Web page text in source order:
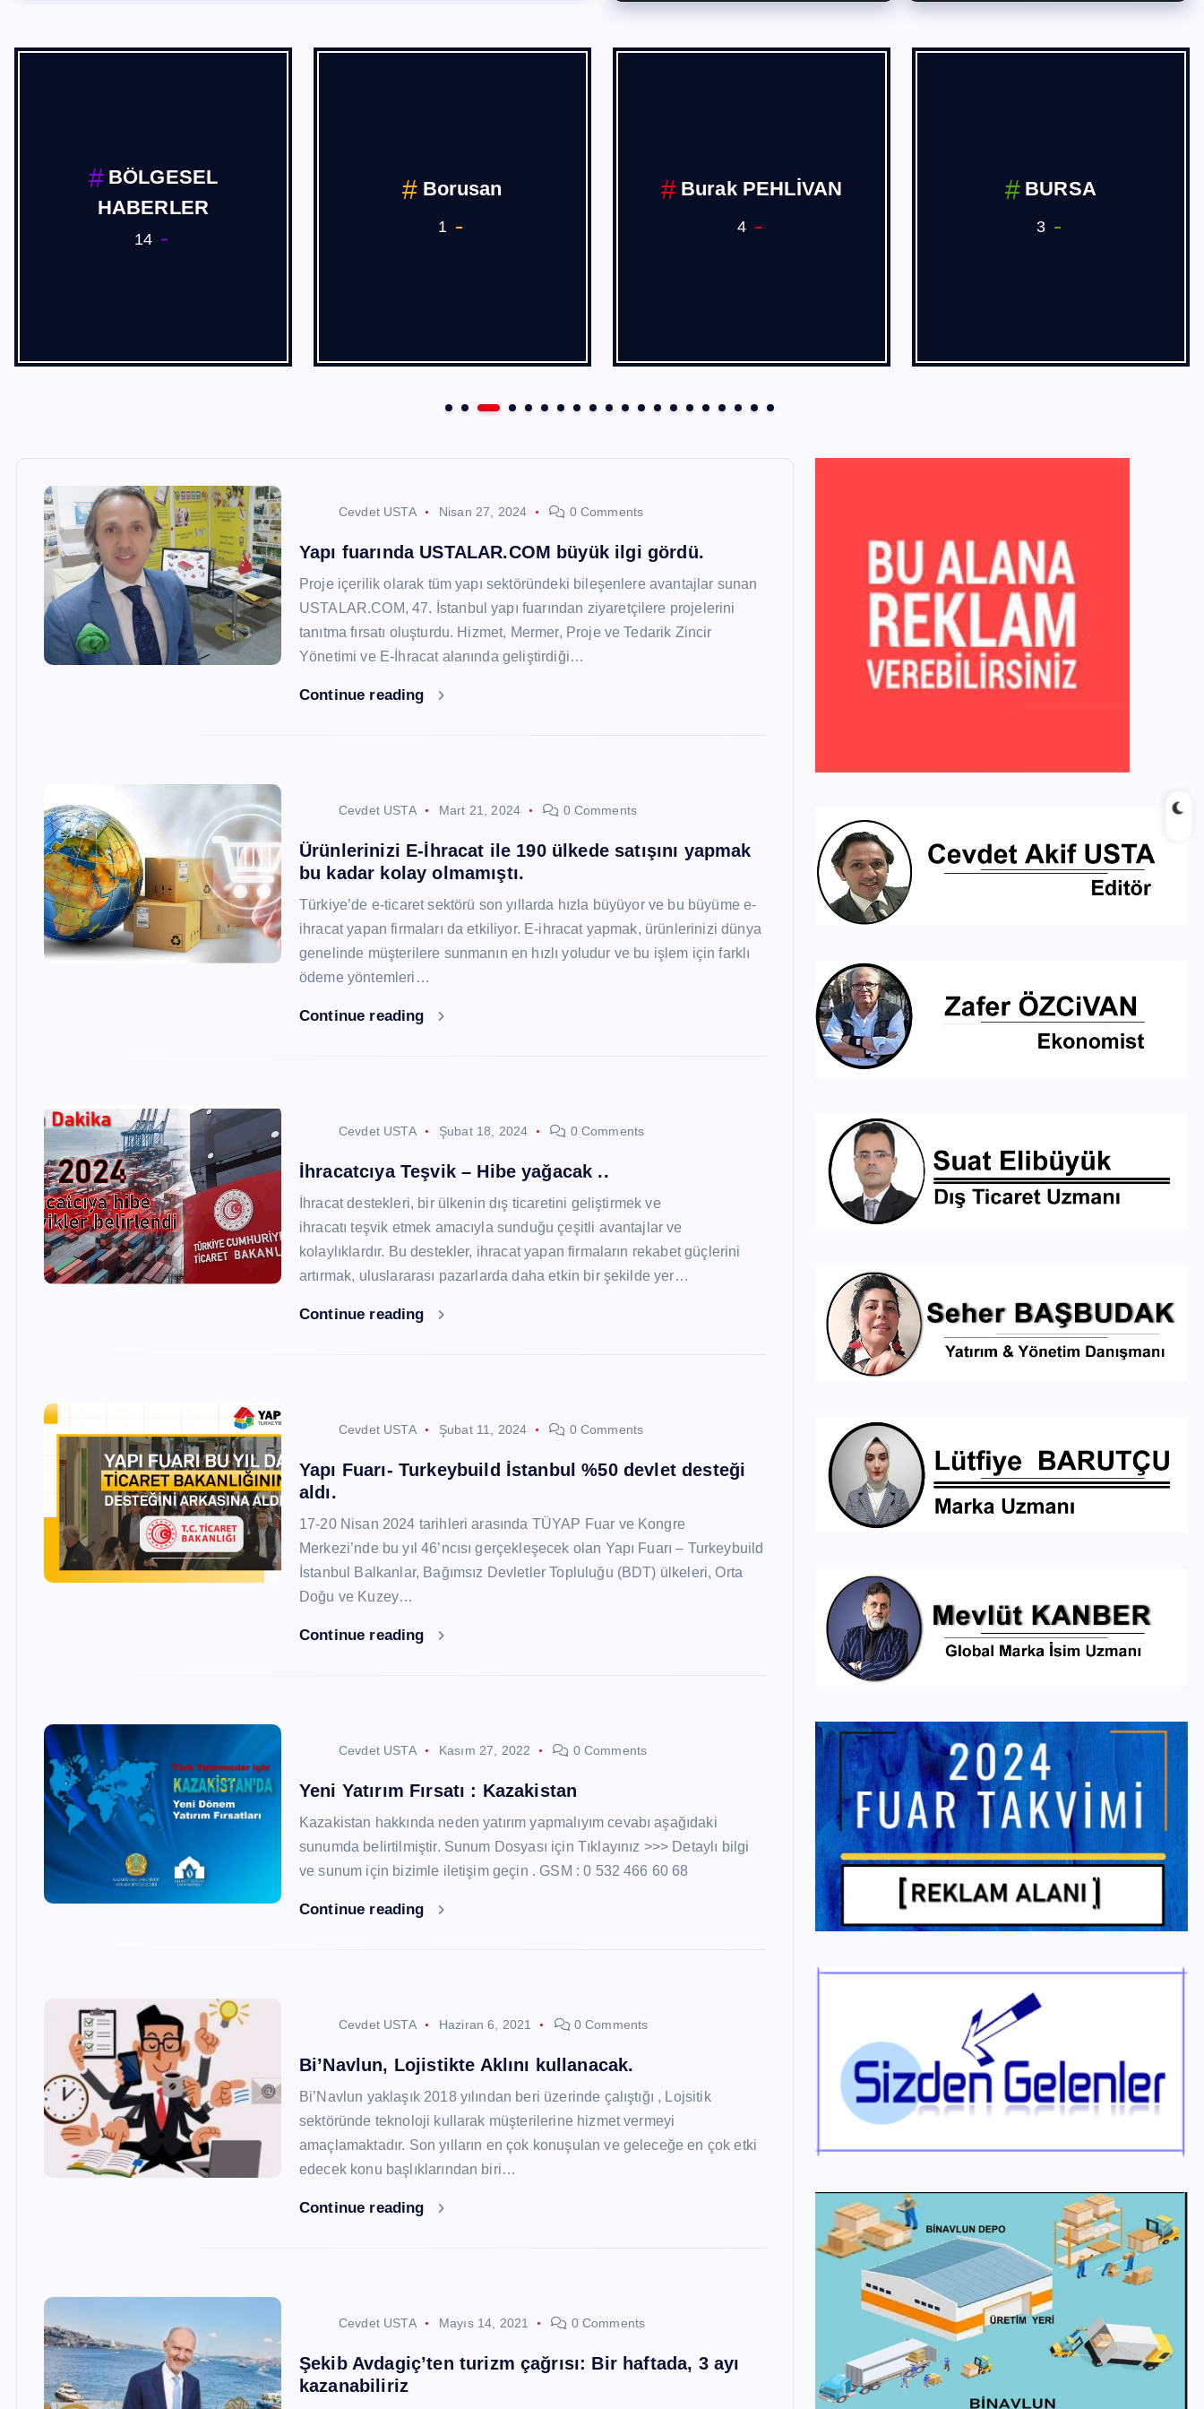
Cevdet Akif USTA COVİD 19
7
Demiryolu Ana ve Yan
Sanayii
Dernekler
3
Cevdet USTA Nisan 27, 2024 0 Comments
Yapı fuarında USTALAR.COM büyük ilgi gördü.
Proje içerilik olarak tüm yapı sektöründeki bileşenlere avantajlar sunan
USTALAR.COM, 47. İstanbul yapı fuarından ziyaretçilere projelerini
tanıtma fırsatı oluşturdu. Hizmet, Mermer, Proje ve Tedarik Zincir
Yönetimi ve E-İhracat alanında geliştirdiği…
Continue reading
Cevdet USTA Mart 21, 2024 0 Comments
Ürünlerinizi E-İhracat ile 190 ülkede satışını yapmak
bu kadar kolay olmamıştı.
Türkiye’de e-ticaret sektörü son yıllarda hızla büyüyor ve bu büyüme e-
ihracat yapan firmaları da etkiliyor. E-ihracat yapmak, ürünlerinizi dünya
genelinde müşterilere sunmanın en hızlı yoludur ve bu işlem için farklı
ödeme yöntemleri…
Continue reading
Cevdet USTA Şubat 18, 2024 0 Comments
İhracatcıya Teşvik – Hibe yağacak ..
İhracat destekleri, bir ülkenin dış ticaretini geliştirmek ve
ihracatı teşvik etmek amacıyla sunduğu çeşitli avantajlar ve
kolaylıklardır. Bu destekler, ihracat yapan firmaların rekabet güçlerini
artırmak, uluslararası pazarlarda daha etkin bir şekilde yer…
Continue reading
Cevdet USTA Şubat 11, 2024 0 Comments
Yapı Fuarı- Turkeybuild İstanbul %50 devlet desteği
aldı.
17-20 Nisan 2024 tarihleri arasında TÜYAP Fuar ve Kongre
Merkezi’nde bu yıl 46’ncısı gerçekleşecek olan Yapı Fuarı – Turkeybuild
İstanbul Balkanlar, Bağımsız Devletler Topluluğu (BDT) ülkeleri, Orta
Doğu ve Kuzey…
Continue reading
Cevdet USTA Kasım 27, 2022 0 Comments
Yeni Yatırım Fırsatı : Kazakistan
Kazakistan hakkında neden yatırım yapmalıyım cevabı aşağıdaki
sunumda belirtilmiştir. Sunum Dosyası için Tıklayınız >>> Detaylı bilgi
ve sunum için bizimle iletişim geçin . GSM : 0 532 466 60 68
Continue reading
Cevdet USTA Haziran 6, 2021 0 Comments
Bi’Navlun, Lojistikte Aklını kullanacak.
Bi’Navlun yaklaşık 2018 yılından beri üzerinde çalıştığı , Lojsitik
sektöründe teknoloji kullarak müşterilerine hizmet vermeyi
amaçlamaktadır. Son yılların en çok konuşulan ve geleceğe en çok etki
edecek konu başlıklarından biri…
Continue reading
Cevdet USTA Mayıs 14, 2021 0 Comments
Şekib Avdagiç’ten turizm çağrısı: Bir haftada, 3 ayı
kazanabiliriz